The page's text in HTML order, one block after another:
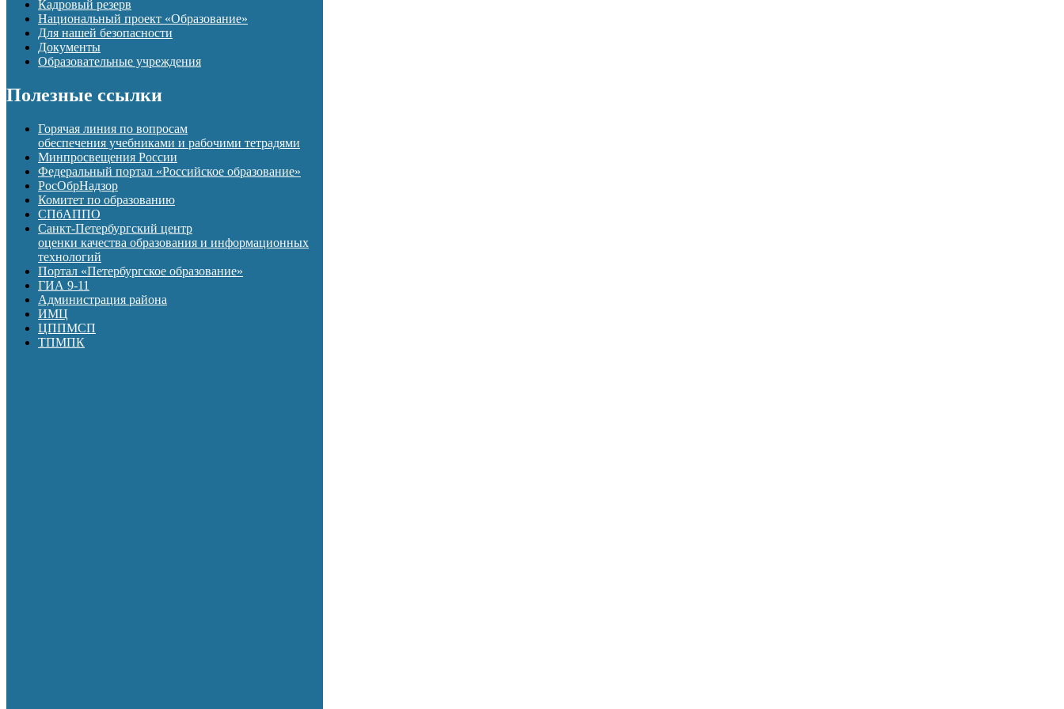
Кадровый резерв
Национальный проект «Образование»
Для нашей безопасности
Документы
Образовательные учреждения
Полезные ссылки
Горячая линия по вопросам
обеспечения учебниками и рабочими тетрадями
Минпросвещения России
Федеральный портал «Российское образование»
РосОбрНадзор
Комитет по образованию
СПбАППО
Санкт-Петербургский центр
оценки качества образования и информационных
технологий
Портал «Петербургское образование»
ГИА 9-11
Администрация района
ИМЦ
ЦППМСП
ТПМПК